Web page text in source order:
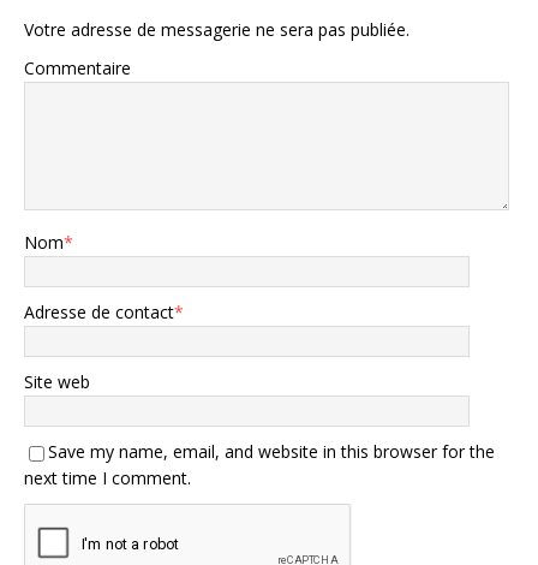
Votre adresse de messagerie ne sera pas publiée.
Commentaire
Nom*
Adresse de contact*
Site web
Save my name, email, and website in this browser for the
next time I comment.